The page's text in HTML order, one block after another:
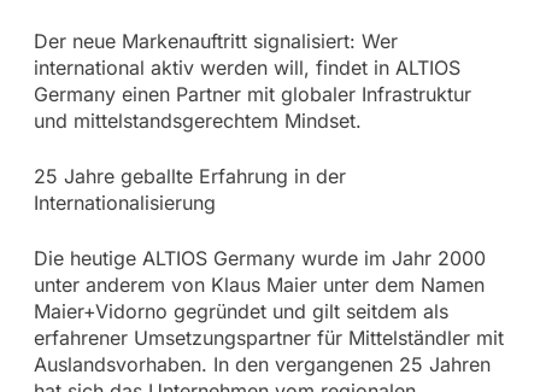
Der neue Markenauftritt signalisiert: Wer
international aktiv werden will, findet in ALTIOS
Germany einen Partner mit globaler Infrastruktur
und mittelstandsgerechtem Mindset.
25 Jahre geballte Erfahrung in der
Internationalisierung
Die heutige ALTIOS Germany wurde im Jahr 2000
unter anderem von Klaus Maier unter dem Namen
Maier+Vidorno gegründet und gilt seitdem als
erfahrener Umsetzungspartner für Mittelständler mit
Auslandsvorhaben. In den vergangenen 25 Jahren